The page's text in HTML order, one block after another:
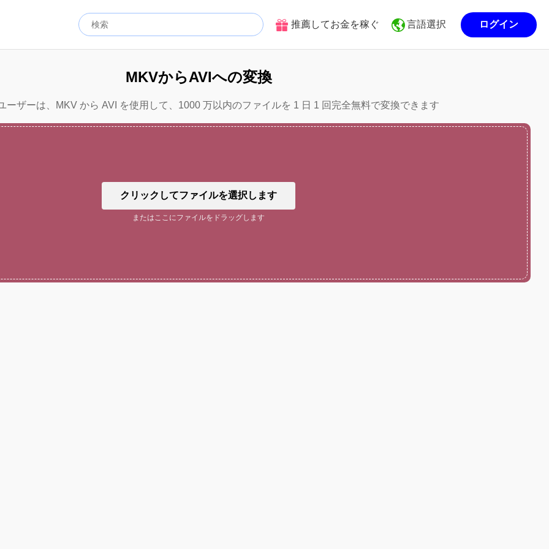
推薦してお金を稼ぐ 言語選択 ログイン
MKVからAVIへの変換
ーザーは、MKV から AVI を使用して、1000 万以内のファイルを 1 日 1 回完全無料で変換できます
クリックしてファイルを選択します
またはここにファイルをドラッグします